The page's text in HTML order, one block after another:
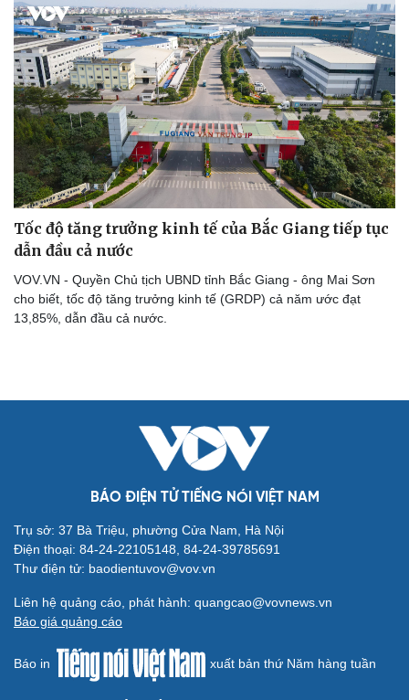
Tốc độ tăng trưởng kinh tế của Bắc Giang tiếp tục
dẫn đầu cả nước
VOV.VN - Quyền Chủ tịch UBND tỉnh Bắc Giang - ông Mai Sơn
cho biết, tốc độ tăng trưởng kinh tế (GRDP) cả năm ước đạt
13,85%, dẫn đầu cả nước.
BÁO ĐIỆN TỬ TIẾNG NÓI VIỆT NAM
Trụ sở: 37 Bà Triệu, phường Cửa Nam, Hà Nội
Điện thoại: 84-24-22105148, 84-24-39785691
Thư điện tử: baodientuvov@vov.vn
Liên hệ quảng cáo, phát hành: quangcao@vovnews.vn
Báo giá quảng cáo
Báo in xuất bản thứ Năm hàng tuần